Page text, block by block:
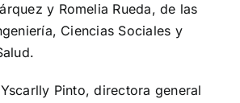
y Romelia Rueda, de las
Ciencias Sociales y
Pinto, directora general